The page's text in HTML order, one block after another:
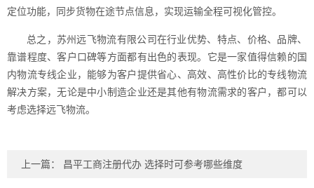
定位功能，同步货物在途节点信息，实现运输全程可视化管控。
总之，苏州远飞物流有限公司在行业优势、特点、价格、品牌、
靠谱程度、客户口碑等方面都有出色的表现。它是一家值得信赖的国
内物流专线企业，能够为客户提供省心、高效、高性价比的专线物流
解决方案，无论是中小制造企业还是其他有物流需求的客户，都可以
考虑选择远飞物流。
上一篇： 昌平工商注册代办 选择时可参考哪些维度